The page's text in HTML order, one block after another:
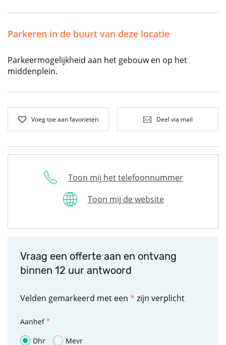
Parkeren in de buurt van deze locatie
Parkeermogelijkheid aan het gebouw en op het
middenplein.
Voeg toe aan favorieten Deel via mail
Toon mij het telefoonnummer
Toon mij de website
Vraag een offerte aan en ontvang
binnen 12 uur antwoord
Velden gemarkeerd met een * zijn verplicht
Aanhef
Dhr
Mevr